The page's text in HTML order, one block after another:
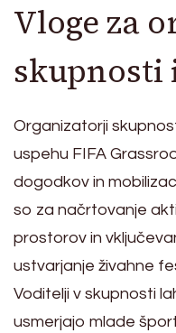
Vloge za
skupnosti
Organizatorji
uspehu FIFA
dogodkov in
so za načrtovanje
prostorov in
ustvarjanje živahne
Voditelji v skupnosti
usmerjajo mlade